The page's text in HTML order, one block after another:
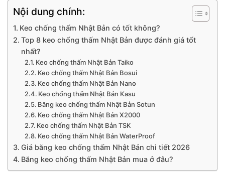
Nội dung chính:
Keo chống thấm Nhật Bản có tốt không?
Top 8 keo chống thấm Nhật Bản được đánh giá tốt
nhất?
Keo chống thấm Nhật Bản Taiko
Keo chống thấm Nhật Bản Bosui
Keo chống thấm Nhật Bản Nano
Keo chống thấm Nhật Bản Kasu
Băng keo chống thấm Nhật Bản Sotun
Keo chống thấm Nhật Bản X2000
Keo chống thấm Nhật Bản TSK
Keo chống thấm Nhật Bản WaterProof
Giá băng keo chống thấm Nhật Bản chi tiết 2026
Băng keo chống thấm Nhật Bản mua ở đâu?